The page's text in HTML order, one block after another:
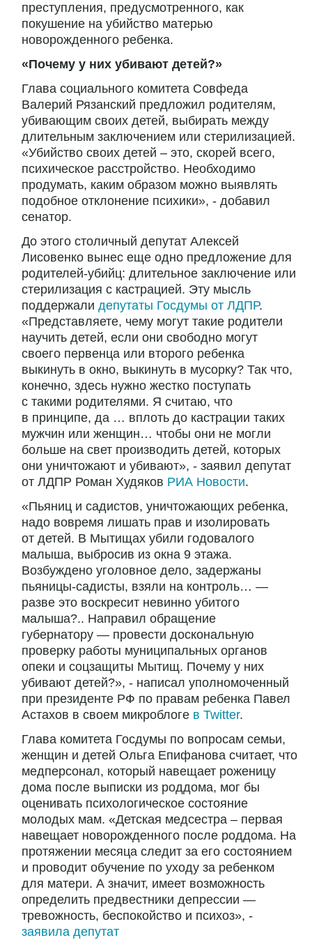
преступления, предусмотренного, как
покушение на убийство матерью
новорожденного ребенка.
«Почему у них убивают детей?»
Глава социального комитета Совфеда
Валерий Рязанский предложил родителям,
убивающим своих детей, выбирать между
длительным заключением или стерилизацией.
«Убийство своих детей – это, скорей всего,
психическое расстройство. Необходимо
продумать, каким образом можно выявлять
подобное отклонение психики», - добавил
сенатор.
До этого столичный депутат Алексей
Лисовенко вынес еще одно предложение для
родителей-убийц: длительное заключение или
стерилизация с кастрацией. Эту мысль
поддержали депутаты Госдумы от ЛДПР.
«Представляете, чему могут такие родители
научить детей, если они свободно могут
своего первенца или второго ребенка
выкинуть в окно, выкинуть в мусорку? Так что,
конечно, здесь нужно жестко поступать
с такими родителями. Я считаю, что
в принципе, да … вплоть до кастрации таких
мужчин или женщин… чтобы они не могли
больше на свет производить детей, которых
они уничтожают и убивают», - заявил депутат
от ЛДПР Роман Худяков РИА Новости.
«Пьяниц и садистов, уничтожающих ребенка,
надо вовремя лишать прав и изолировать
от детей. В Мытищах убили годовалого
малыша, выбросив из окна 9 этажа.
Возбуждено уголовное дело, задержаны
пьяницы-садисты, взяли на контроль… —
разве это воскресит невинно убитого
малыша?.. Направил обращение
губернатору — провести доскональную
проверку работы муниципальных органов
опеки и соцзащиты Мытищ. Почему у них
убивают детей?», - написал уполномоченный
при президенте РФ по правам ребенка Павел
Астахов в своем микроблоге в Twitter.
Глава комитета Госдумы по вопросам семьи,
женщин и детей Ольга Епифанова считает, что
медперсонал, который навещает роженицу
дома после выписки из роддома, мог бы
оценивать психологическое состояние
молодых мам. «Детская медсестра – первая
навещает новорожденного после роддома. На
протяжении месяца следит за его состоянием
и проводит обучение по уходу за ребенком
для матери. А значит, имеет возможность
определить предвестники депрессии —
тревожность, беспокойство и психоз», -
заявила депутат